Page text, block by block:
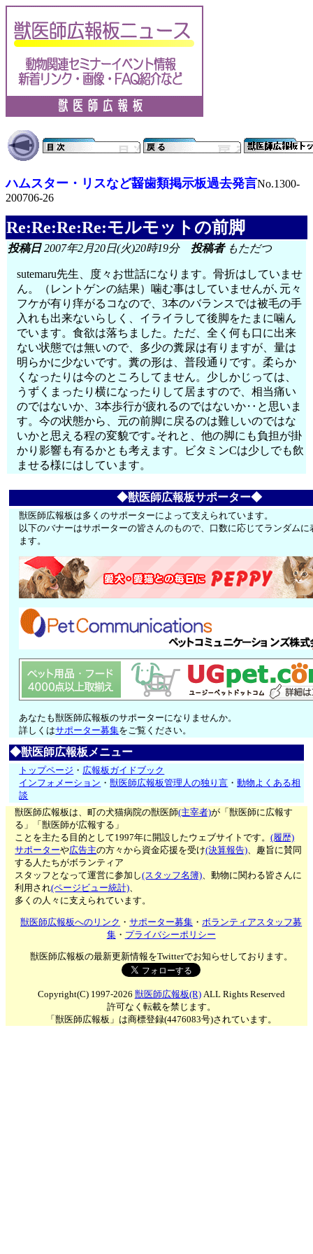
ハムスター・リスなど齧歯類掲示板過去発言No.1300-
200706-26
Re:Re:Re:Re:モルモットの前脚
投稿日2007年2月20日(火)20時19分 投稿者もただつ
sutemaru先生、度々お世話になります。骨折はしていませ
ん。（レントゲンの結果）噛む事はしていませんが､元々
フケが有り痒がるコなので、3本のバランスでは被毛の手
入れも出来ないらしく、イライラして後脚をたまに噛ん
でいます。食欲は落ちました。ただ、全く何も口に出来
ない状態では無いので、多少の糞尿は有りますが、量は
明らかに少ないです。糞の形は、普段通りです。柔らか
くなったりは今のところしてません。少しかじっては、
うずくまったり横になったりして居ますので、相当痛い
のではないか、3本歩行が疲れるのではないか‥と思いま
す。今の状態から、元の前脚に戻るのは難しいのではな
いかと思える程の変貌です｡それと、他の脚にも負担が掛
かり影響も有るかとも考えます。ビタミンCは少しでも飲
ませる様にはしています。
◆獣医師広報板サポーター◆
獣医師広報板は多くのサポーターによって支えられています。
以下のバナーはサポーターの皆さんのもので、口数に応じてランダムに
ます。
あなたも獣医師広報板のサポーターになりませんか。
詳しくはサポーター募集をご覧ください。
◆獣医師広報板メニュー
トップページ ・ 広報板ガイドブック
インフォメーション ・獣医師広報板管理人の独り言 ・動物よくある相
談
獣医師広報板は、町の犬猫病院の獣医師(主宰者)が「獣医師に広報す
る」「獣医師が広報する」
ことを主たる目的として1997年に開設したウェブサイトです。(履歴)
サポーターや広告主の方々から資金応援を受け(決算報告)、趣旨に賛同
する人たちがボランティア
スタッフとなって運営に参加し(スタッフ名簿)、動物に関わる皆さんに
利用され(ページビュー統計)、
多くの人々に支えられています。
獣医師広報板へのリンク ・サポーター募集 ・ボランティアスタッフ募
集・ プライバシーポリシー
獣医師広報板の最新更新情報をTwitterでお知らせしております。
Copyright(C) 1997-2026 獣医師広報板(R)ALL Rights Reserved
許可なく転載を禁じます。
「獣医師広報板」は商標登録(4476083号)されています。